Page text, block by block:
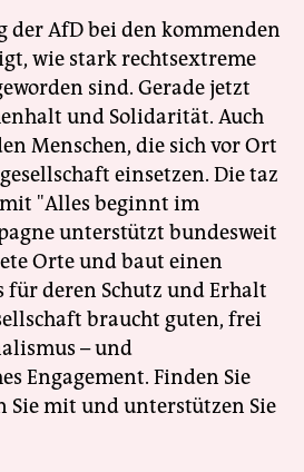
der AfD bei den kommenden
wie stark rechtsextreme
sind. Gerade jetzt
und Solidarität. Auch
Menschen, die sich vor Ort
einsetzen. Die taz
"Alles beginnt im
unterstützt bundesweit
Orte und baut einen
für deren Schutz und Erhalt
braucht guten, frei
– und
Engagement. Finden Sie
Sie mit und unterstützen Sie